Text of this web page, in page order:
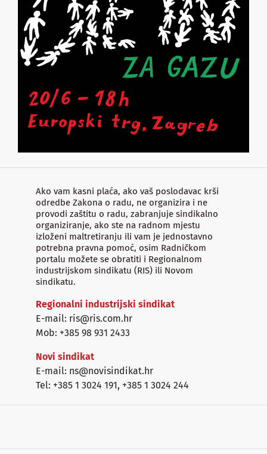
Ako vam kasni plaća, ako vaš poslodavac krši
odredbe Zakona o radu, ne organizira i ne
provodi zaštitu o radu, zabranjuje sindikalno
organiziranje, ako ste na radnom mjestu
izloženi maltretiranju ili vam je jednostavno
potrebna pravna pomoć, osim Radničkom
portalu možete se obratiti i Regionalnom
industrijskom sindikatu (RIS) ili Novom
sindikatu.
Regionalni industrijski sindikat
E-mail: ris@ris.com.hr
Mob: +385 98 931 2433
Novi sindikat
E-mail: ns@novisindikat.hr
Tel: +385 1 3024 191, +385 1 3024 244